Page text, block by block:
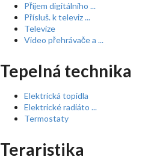
Příjem digitálního ...
Přísluš. k televiz ...
Televize
Video přehrávače a ...
Tepelná technika
Elektrická topidla
Elektrické radiáto ...
Termostaty
Teraristika